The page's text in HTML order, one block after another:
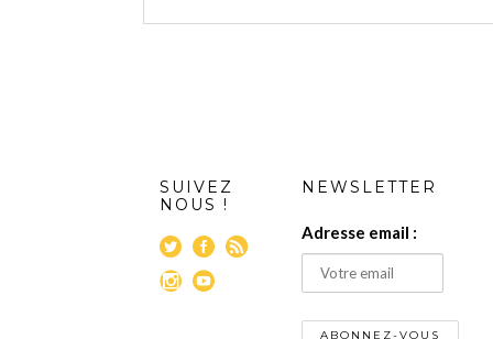
SUIVEZ
NOUS !
NEWSLETTER
Adresse email :